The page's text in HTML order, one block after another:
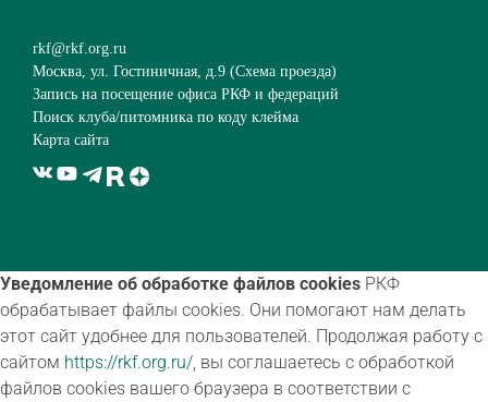
rkf@rkf.org.ru
Москва, ул. Гостиничная, д.9 (Схема проезда)
Запись на посещение офиса РКФ и федераций
Поиск клуба/питомника по коду клейма
Карта сайта
Уведомление об обработке файлов cookies РКФ
обрабатывает файлы cookies. Они помогают нам делать
этот сайт удобнее для пользователей. Продолжая работу с
сайтом https://rkf.org.ru/, вы соглашаетесь с обработкой
файлов cookies вашего браузера в соответствии с